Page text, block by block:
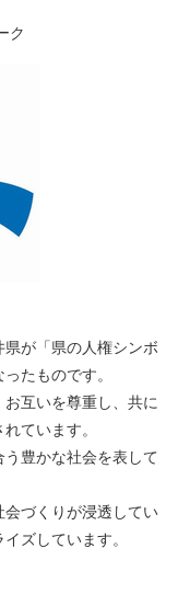
ク
が「県の人権シンボ
たものです。
互いを尊重し、共に
ています。
豊かな社会を表して
づくりが浸透してい
ズしています。